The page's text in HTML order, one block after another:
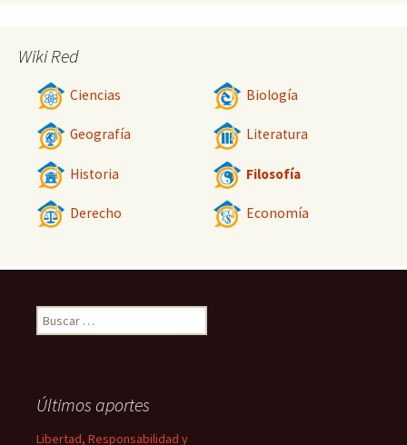
Wiki Red
Ciencias Biología
Geografía Literatura
Historia Filosofía
Derecho Economía
Buscar:
Últimos aportes
Libertad, Responsabilidad y